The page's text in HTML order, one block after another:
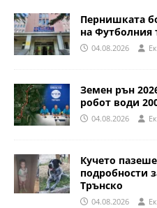
Пернишката
на Футболния
04.08.2026
Земен рън
робот води
04.08.2026
Кучето
подробности
Трънско
04.08.2026